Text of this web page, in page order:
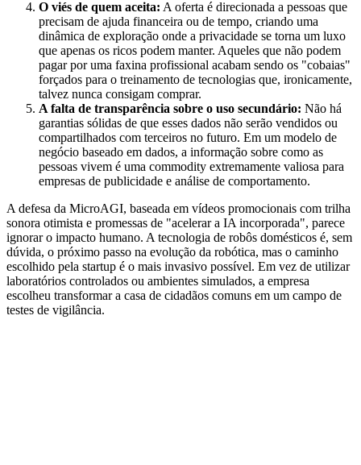
O viés de quem aceita: A oferta é direcionada a pessoas que
precisam de ajuda financeira ou de tempo, criando uma
dinâmica de exploração onde a privacidade se torna um luxo
que apenas os ricos podem manter. Aqueles que não podem
pagar por uma faxina profissional acabam sendo os "cobaias"
forçados para o treinamento de tecnologias que, ironicamente,
talvez nunca consigam comprar.
A falta de transparência sobre o uso secundário: Não há
garantias sólidas de que esses dados não serão vendidos ou
compartilhados com terceiros no futuro. Em um modelo de
negócio baseado em dados, a informação sobre como as
pessoas vivem é uma commodity extremamente valiosa para
empresas de publicidade e análise de comportamento.
A defesa da MicroAGI, baseada em vídeos promocionais com trilha
sonora otimista e promessas de "acelerar a IA incorporada", parece
ignorar o impacto humano. A tecnologia de robôs domésticos é, sem
dúvida, o próximo passo na evolução da robótica, mas o caminho
escolhido pela startup é o mais invasivo possível. Em vez de utilizar
laboratórios controlados ou ambientes simulados, a empresa
escolheu transformar a casa de cidadãos comuns em um campo de
testes de vigilância.